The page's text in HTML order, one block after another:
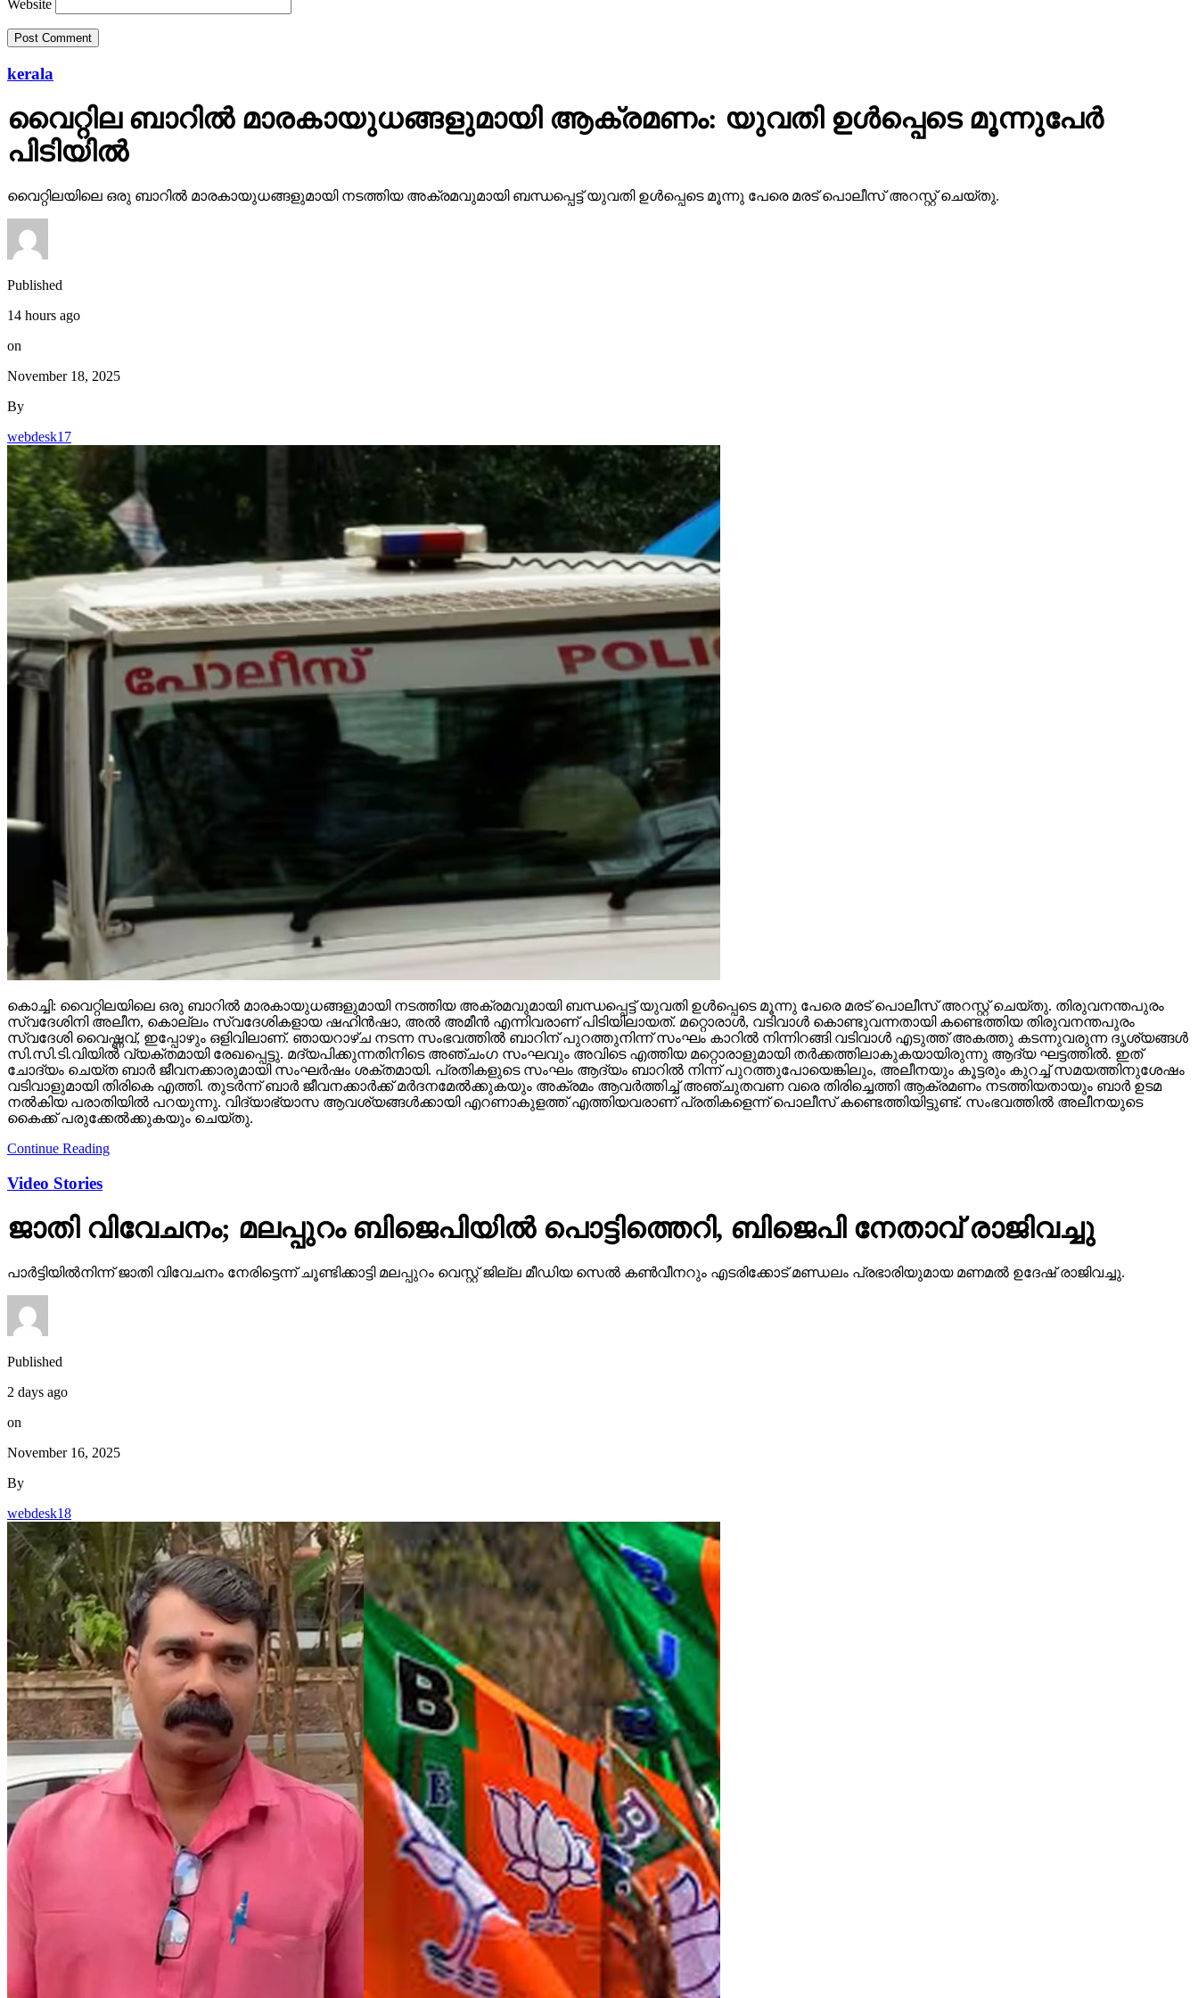
kerala
വൈറ്റില ബാറില്‍ മാരകായുധങ്ങളുമായി ആക്രമണം: യുവതി ഉള്‍പ്പെടെ മൂന്നുപേര്‍
പിടിയില്‍
വൈറ്റിലയിലെ ഒരു ബാറില്‍ മാരകായുധങ്ങളുമായി നടത്തിയ അക്രമവുമായി ബന്ധപ്പെട്ട് യുവതി ഉള്‍പ്പെടെ മൂന്നു പേരെ മരട് പൊലീസ് അറസ്റ്റ് ചെയ്തു.
Published
14 hours ago
on
November 18, 2025
webdesk17
കൊച്ചി: വൈറ്റിലയിലെ ഒരു ബാറില്‍ മാരകായുധങ്ങളുമായി നടത്തിയ അക്രമവുമായി ബന്ധപ്പെട്ട് യുവതി ഉള്‍പ്പെടെ മൂന്നു പേരെ മരട് പൊലീസ് അറസ്റ്റ് ചെയ്തു. തിരുവനന്തപുരം
സ്വദേശിനി അലീന, കൊല്ലം സ്വദേശികളായ ഷഹിന്‍ഷാ, അല്‍ അമീന്‍ എന്നിവരാണ് പിടിയിലായത്. മറ്റൊരാള്‍, വടിവാള്‍ കൊണ്ടുവന്നതായി കണ്ടെത്തിയ തിരുവനന്തപുരം
സ്വദേശി വൈഷ്ണവ്, ഇപ്പോഴും ഒളിവിലാണ്. ഞായറാഴ്ച നടന്ന സംഭവത്തില്‍ ബാറിന് പുറത്തുനിന്ന് സംഘം കാറില്‍ നിന്നിറങ്ങി വടിവാള്‍ എടുത്ത് അകത്തു കടന്നുവരുന്ന ദൃശ്യങ്ങള്‍
ചോദ്യം ചെയ്ത ബാര്‍ ജീവനക്കാരുമായി സംഘര്‍ഷം ശക്തമായി. പ്രതികളുടെ സംഘം ആദ്യം ബാറില്‍ നിന്ന് പുറത്തുപോയെങ്കിലും, അലീനയും കൂട്ടരും കുറച്ച് സമയത്തിനുശേഷം
വടിവാളുമായി തിരികെ എത്തി. തുടര്‍ന്ന് ബാര്‍ ജീവനക്കാര്‍ക്ക് മര്‍ദനമേല്‍ക്കുകയും അക്രമം ആവര്‍ത്തിച്ച് അഞ്ചുതവണ വരെ തിരിച്ചെത്തി ആക്രമണം നടത്തിയതായും ബാര്‍ ഉടമ
നല്‍കിയ പരാതിയില്‍ പറയുന്നു. വിദ്യാഭ്യാസ ആവശ്യങ്ങള്‍ക്കായി എറണാകുളത്ത് എത്തിയവരാണ് പ്രതികളെന്ന് പൊലീസ് കണ്ടെത്തിയിട്ടുണ്ട്. സംഭവത്തില്‍ അലീനയുടെ
കൈക്ക് പരുക്കേല്‍ക്കുകയും ചെയ്തു.
Continue Reading
Video Stories
ജാതി വിവേചനം; മലപ്പുറം ബിജെപിയില്‍ പൊട്ടിത്തെറി, ബിജെപി നേതാവ് രാജിവച്ചു
Published
2 days ago
on
November 16, 2025
webdesk18